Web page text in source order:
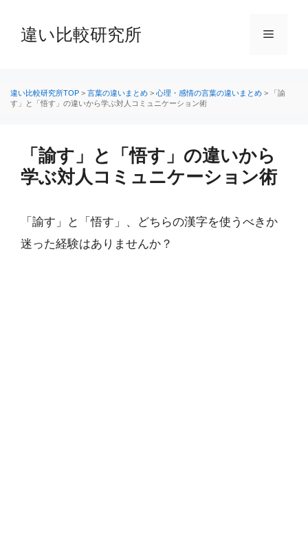
へ
違い比較研究所 メ
違い比較研究所TOP > 言葉の違いまとめ > 心理・感情の言葉の違いまとめ >
「諭
す」と「悟す」の違いから学ぶ対人コミュニケーション術
「諭す」と「悟す」の違いから
学ぶ対人コミュニケーション術
「諭す」と「悟す」、どちらの漢字を使うべきか
迷った経験はありませんか？